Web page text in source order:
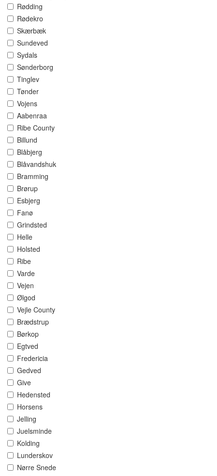
Rødding
Rødekro
Skærbæk
Sundeved
Sydals
Sønderborg
Tinglev
Tønder
Vojens
Aabenraa
Ribe County
Billund
Blåbjerg
Blåvandshuk
Bramming
Brørup
Esbjerg
Fanø
Grindsted
Helle
Holsted
Ribe
Varde
Vejen
Ølgod
Vejle County
Brædstrup
Børkop
Egtved
Fredericia
Gedved
Give
Hedensted
Horsens
Jelling
Juelsminde
Kolding
Lunderskov
Nørre Snede